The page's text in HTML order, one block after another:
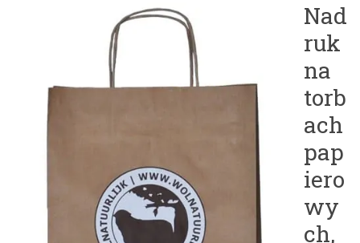
Nad
ruk
na
torb
ach
pap
iero
wy
ch,